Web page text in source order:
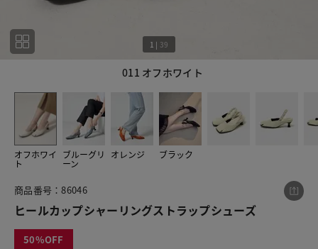
011 オフホワイト
1 | 39
オフホワイ
ト
ブルーグリ
ーン
オレンジ ブラック
39
商品番号：86046
ヒールカップシャーリングストラップシューズ
50
この商品をシェアする